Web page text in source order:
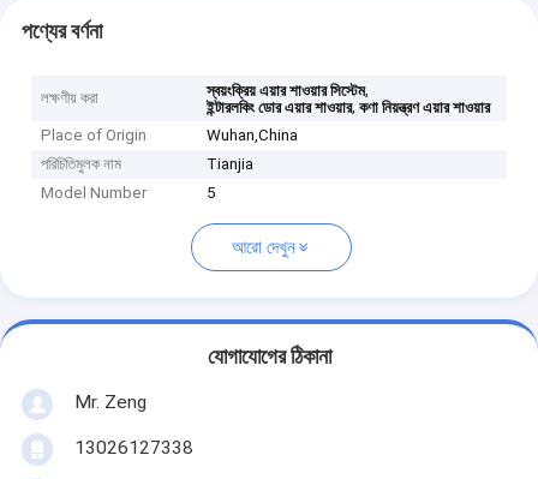
পণ্যের বর্ণনা
লক্ষণীয় করা স্বয়ংক্রিয় এয়ার শাওয়ার সিস্টেম,
ইন্টারলকিং ডোর এয়ার শাওয়ার,কণা নিয়ন্ত্রণ এয়ার শাওয়ার
Place of Origin
Wuhan,China
পরিচিতিমুলক নাম
Tianjia
Model Number
5
আরো দেখুন
যোগাযোগের ঠিকানা
Mr. Zeng
13026127338